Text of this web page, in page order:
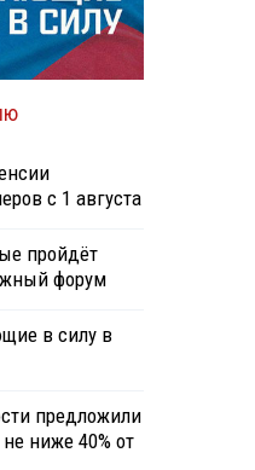
с 1 августа
пройдёт
форум
в силу в
предложили
ниже 40% от